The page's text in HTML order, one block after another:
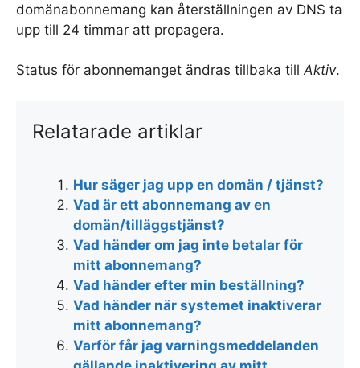
domänabonnemang kan återställningen av DNS ta
upp till 24 timmar att propagera.
Status för abonnemanget ändras tillbaka tillAktiv.
Relatarade artiklar
Hur säger jag upp en domän / tjänst?
Vad är ett abonnemang av en
domän/tilläggstjänst?
Vad händer om jag inte betalar för
mitt abonnemang?
Vad händer efter min beställning?
Vad händer när systemet inaktiverar
mitt abonnemang?
Varför får jag varningsmeddelanden